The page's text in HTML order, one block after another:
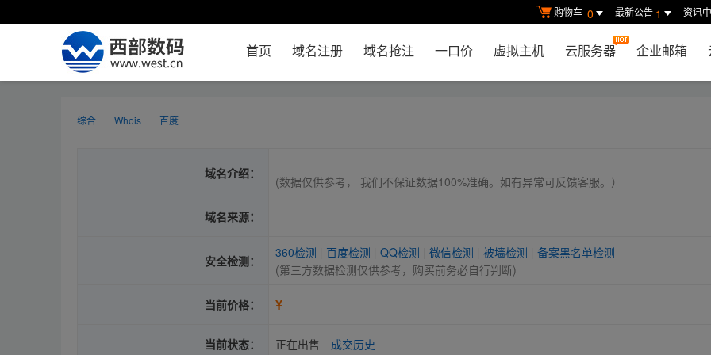
购物车 0 最新公告 1 资讯
首页 域名注册 域名抢注 一口价 虚拟主机 云服务器 企业邮箱
综合 Whois 百度
域名介绍：
--
(数据仅供参考， 我们不保证数据100%准确。如有异常可反馈客服。）
域名来源：
安全检测：
360检测 百度检测 QQ检测 微信检测 被墙检测
备案黑名单检测
(第三方数据检测仅供参考，购买前务必自行判断)
当前价格： ¥
当前状态： 正在出售 成交历史